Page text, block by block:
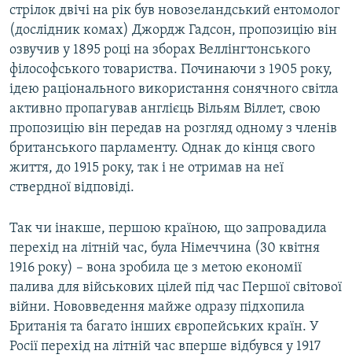
стрілок двічі на рік був новозеландський ентомолог
(дослідник комах) Джордж Гадсон, пропозицію він
озвучив у 1895 році на зборах Веллінгтонського
філософського товариства. Починаючи з 1905 року,
ідею раціонального використання сонячного світла
активно пропагував англієць Вільям Віллет, свою
пропозицію він передав на розгляд одному з членів
британського парламенту. Однак до кінця свого
життя, до 1915 року, так і не отримав на неї
ствердної відповіді.
Так чи інакше, першою країною, що запровадила
перехід на літній час, була Німеччина (30 квітня
1916 року) – вона зробила це з метою економії
палива для військових цілей під час Першої світової
війни. Нововведення майже одразу підхопила
Британія та багато інших європейських країн. У
Росії перехід на літній час вперше відбувся у 1917